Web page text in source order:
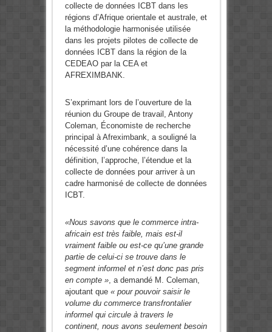
collecte de données ICBT dans les
régions d’Afrique orientale et australe, et
la méthodologie harmonisée utilisée
dans les projets pilotes de collecte de
données ICBT dans la région de la
CEDEAO par la CEA et
AFREXIMBANK.
S’exprimant lors de l’ouverture de la
réunion du Groupe de travail, Antony
Coleman, Économiste de recherche
principal à Afreximbank, a souligné la
nécessité d’une cohérence dans la
définition, l’approche, l’étendue et la
collecte de données pour arriver à un
cadre harmonisé de collecte de données
ICBT.
«Nous savons que le commerce intra-
africain est très faible, mais est-il
vraiment faible ou est-ce qu’une grande
partie de celui-ci se trouve dans le
segment informel et n’est donc pas pris
en compte », a demandé M. Coleman,
ajoutant que « pour pouvoir saisir le
volume du commerce transfrontalier
informel qui circule à travers le
continent, nous avons seulement besoin